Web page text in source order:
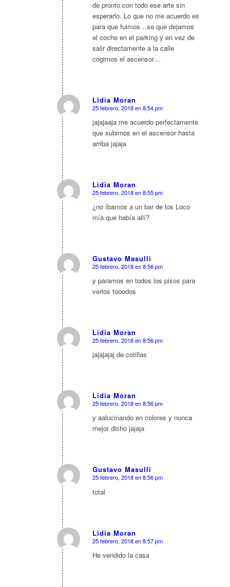
de pronto con todo ese arte sin
esperarlo. Lo que no me acuerdo es
para que fuimos…se que dejamos
el coche en el parking y en vez de
salir directamente a la calle
cogimos el ascensor…
Lidia Moran
Dice:
25 febrero, 2018 en 8:54 pm
jajajaaja me acuerdo perfectamente
que subimos en el ascensor hasta
arriba jajaja
Lidia Moran
Dice:
25 febrero, 2018 en 8:55 pm
¿no íbamos a un bar de los Loco
mía que había allí?
Gustavo Masulli
Dice:
25 febrero, 2018 en 8:56 pm
y paramos en todos los pisos para
verlos tooodos
Lidia Moran
Dice:
25 febrero, 2018 en 8:56 pm
jajajajaj de cotillas
Lidia Moran
Dice:
25 febrero, 2018 en 8:56 pm
y aalucinando en colores y nunca
mejor dicho jajaja
Gustavo Masulli
Dice:
25 febrero, 2018 en 8:56 pm
total
Lidia Moran
Dice:
25 febrero, 2018 en 8:57 pm
He vendido la casa